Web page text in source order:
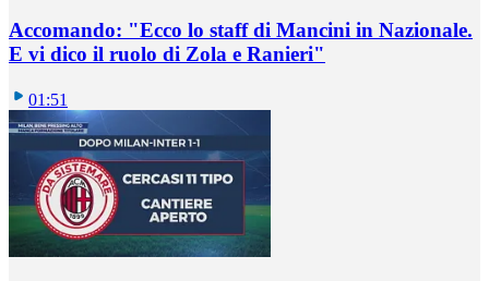
Accomando: "Ecco lo staff di Mancini in Nazionale.
E vi dico il ruolo di Zola e Ranieri"
01:51